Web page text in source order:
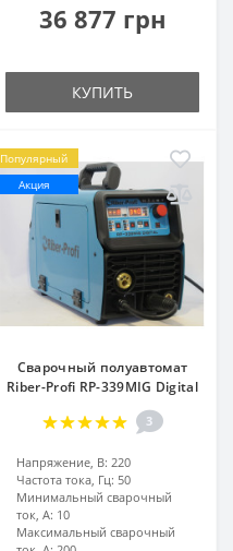
36 877 грн
КУПИТЬ
Популярный
Акция
Сварочный полуавтомат
Riber-Profi RP-339MIG Digital
3
Напряжение, В: 220
Частота тока, Гц: 50
Минимальный сварочный
ток, А: 10
Максимальный сварочный